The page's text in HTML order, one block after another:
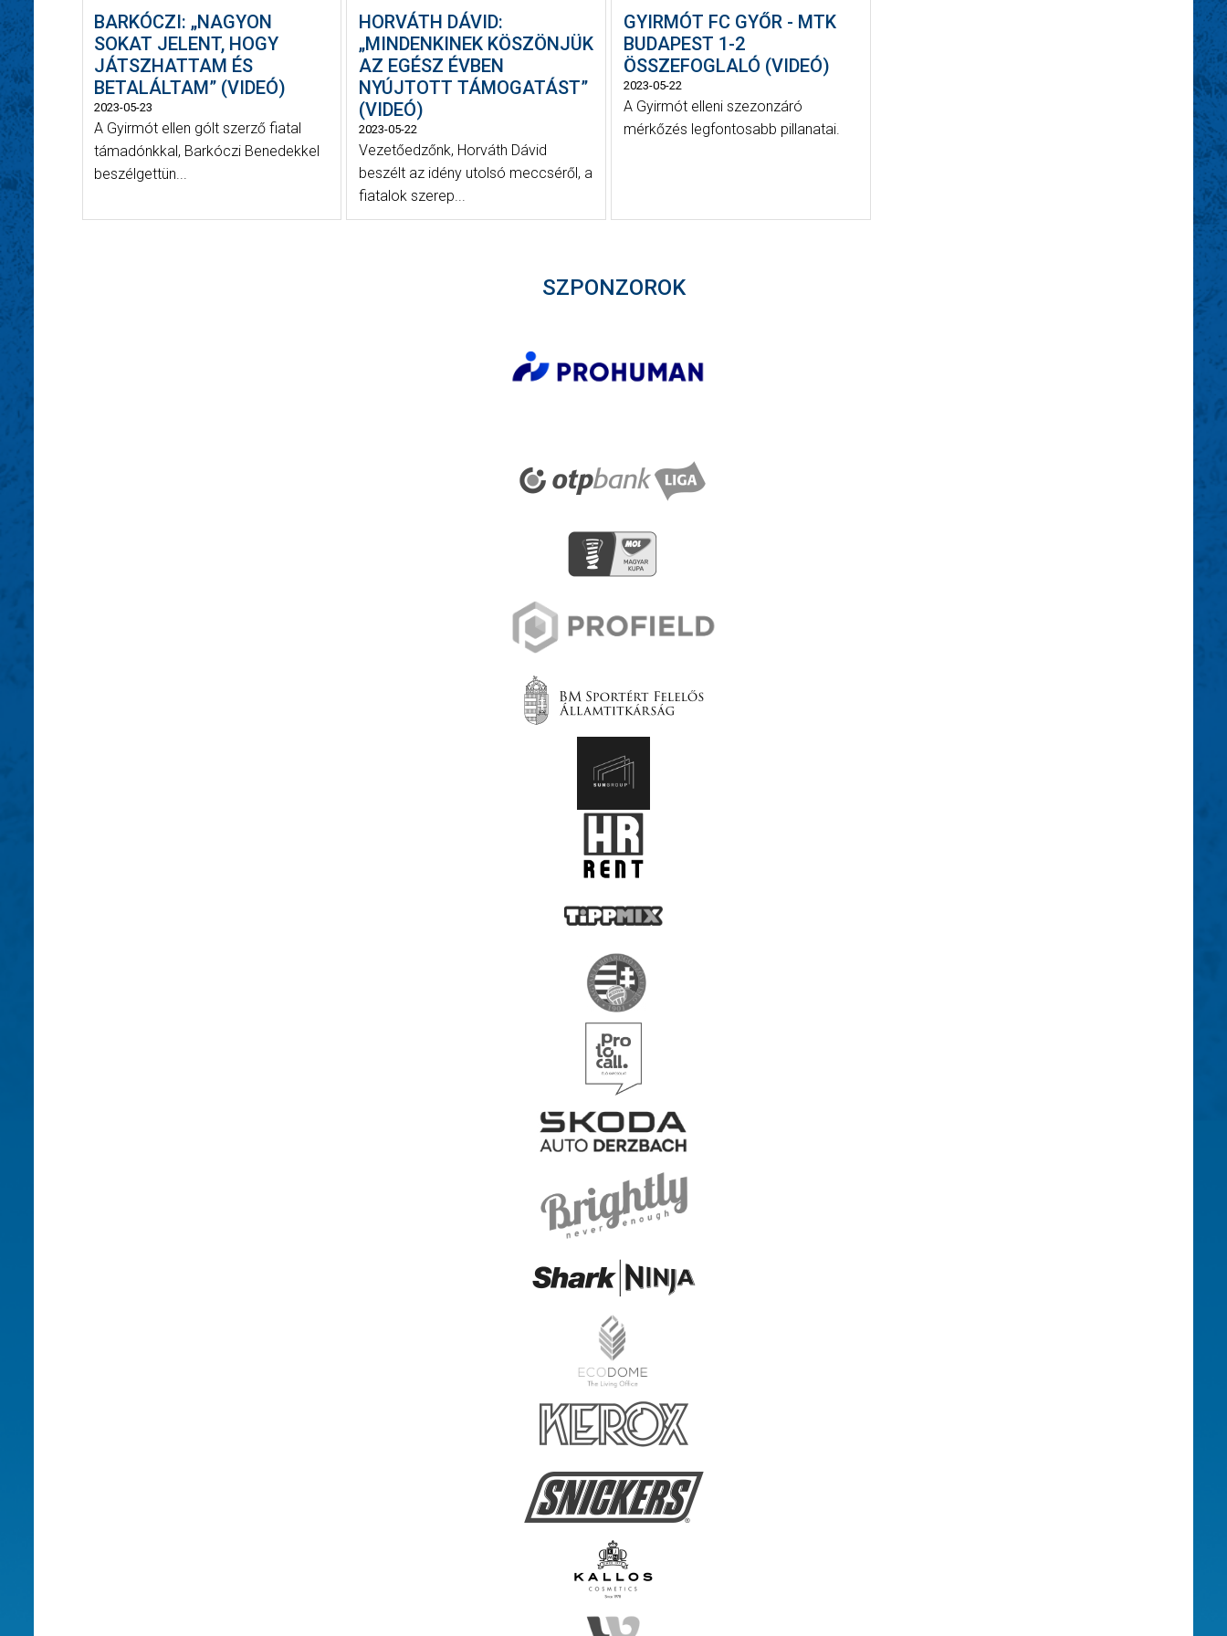
BARKÓCZI: „NAGYON
SOKAT JELENT, HOGY
JÁTSZHATTAM ÉS
BETALÁLTAM” (VIDEÓ)
2023-05-23
A Gyirmót ellen gólt szerző fiatal
támadónkkal, Barkóczi Benedekkel
beszélgettün...
HORVÁTH DÁVID:
„MINDENKINEK KÖSZÖNJÜK
AZ EGÉSZ ÉVBEN
NYÚJTOTT TÁMOGATÁST”
(VIDEÓ)
2023-05-22
Vezetőedzőnk, Horváth Dávid
beszélt az idény utolsó meccséről, a
fiatalok szerep...
GYIRMÓT FC GYŐR - MTK
BUDAPEST 1-2
ÖSSZEFOGLALÓ (VIDEÓ)
2023-05-22
A Gyirmót elleni szezonzáró
mérkőzés legfontosabb pillanatai.
SZPONZOROK